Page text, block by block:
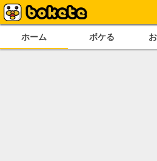
ホーム ボケる